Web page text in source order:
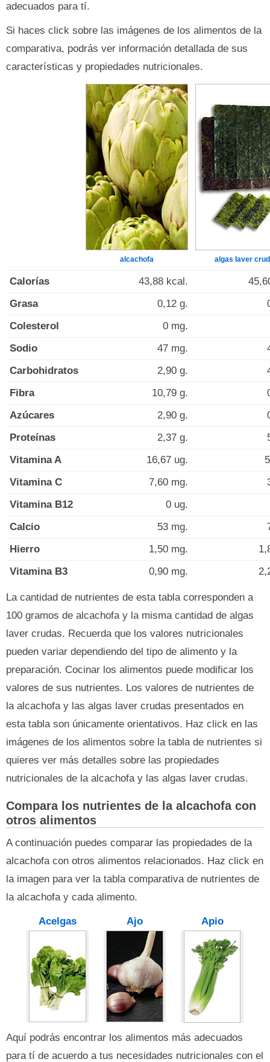
adecuados para tí.
Si haces click sobre las imágenes de los alimentos de la
comparativa, podrás ver información detallada de sus
características y propiedades nutricionales.
alcachofa algas laver
Calorías 43,88 kcal.
Grasa
0,12 g.
Colesterol
0 mg.
Sodio
47 mg.
Carbohidratos
2,90 g.
Fibra
10,79 g.
Azúcares
2,90 g.
Proteínas
2,37 g.
Vitamina A
16,67 ug.
Vitamina C
7,60 mg.
Vitamina B12
0 ug.
Calcio
53 mg.
Hierro
1,50 mg.
Vitamina B3
0,90 mg.
La cantidad de nutrientes de esta tabla corresponden a
100 gramos de alcachofa y la misma cantidad de algas
laver crudas. Recuerda que los valores nutricionales
pueden variar dependiendo del tipo de alimento y la
preparación. Cocinar los alimentos puede modificar los
valores de sus nutrientes. Los valores de nutrientes de
la alcachofa y las algas laver crudas presentados en
esta tabla son únicamente orientativos. Haz click en las
imágenes de los alimentos sobre la tabla de nutrientes si
quieres ver más detalles sobre las propiedades
nutricionales de la alcachofa y las algas laver crudas.
Compara los nutrientes de la alcachofa con
otros alimentos
A continuación puedes comparar las propiedades de la
alcachofa con otros alimentos relacionados. Haz click en
la imagen para ver la tabla comparativa de nutrientes de
la alcachofa y cada alimento.
Acelgas Ajo Apio
Aquí podrás encontrar los alimentos más adecuados
para tí de acuerdo a tus necesidades nutricionales con el